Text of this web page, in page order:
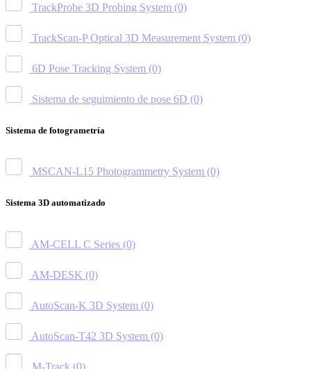
TrackProbe 3D Probing System (0)
TrackScan-P Optical 3D Measurement System (0)
6D Pose Tracking System (0)
Sistema de seguimiento de pose 6D (0)
Sistema de fotogrametría
MSCAN-L15 Photogrammetry System (0)
Sistema 3D automatizado
AM-CELL C Series (0)
AM-DESK (0)
AutoScan-K 3D System (0)
AutoScan-T42 3D System (0)
M-Track (0)